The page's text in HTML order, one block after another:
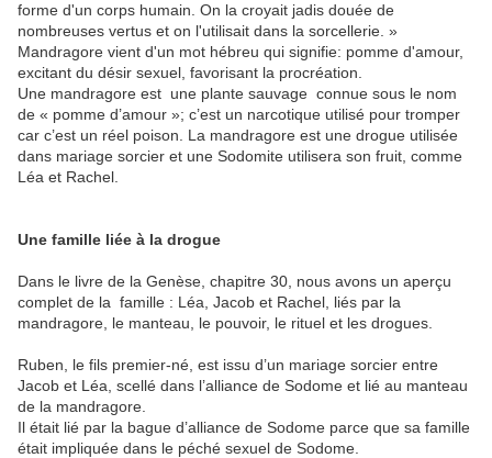
forme d'un corps humain. On la croyait jadis douée de
nombreuses vertus et on l'utilisait dans la sorcellerie. »
Mandragore vient d'un mot hébreu qui signifie: pomme d'amour,
excitant du désir sexuel, favorisant la procréation.
Une mandragore est une plante sauvage connue sous le nom
de « pomme d’amour »; c’est un narcotique utilisé pour tromper
car c’est un réel poison. La mandragore est une drogue utilisée
dans mariage sorcier et une Sodomite utilisera son fruit, comme
Léa et Rachel.
Une famille liée à la drogue
Dans le livre de la Genèse, chapitre 30, nous avons un aperçu
complet de la famille : Léa, Jacob et Rachel, liés par la
mandragore, le manteau, le pouvoir, le rituel et les drogues.
Ruben, le fils premier-né, est issu d’un mariage sorcier entre
Jacob et Léa, scellé dans l’alliance de Sodome et lié au manteau
de la mandragore.
Il était lié par la bague d’alliance de Sodome parce que sa famille
était impliquée dans le péché sexuel de Sodome.